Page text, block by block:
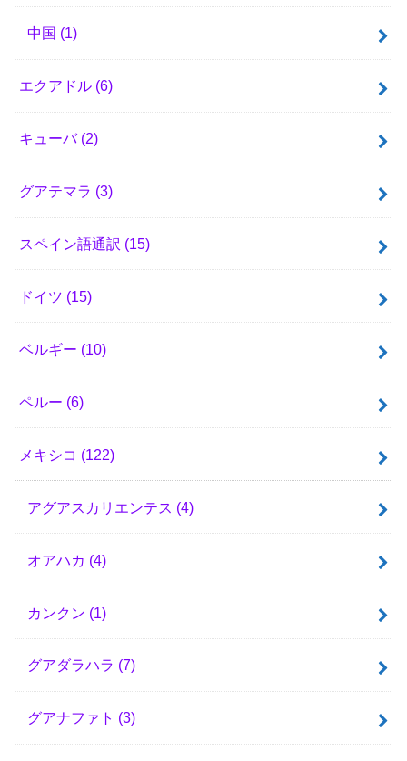
中国 (1)
エクアドル (6)
キューバ (2)
グアテマラ (3)
スペイン語通訳 (15)
ドイツ (15)
ベルギー (10)
ペルー (6)
メキシコ (122)
アグアスカリエンテス (4)
オアハカ (4)
カンクン (1)
グアダラハラ (7)
グアナファト (3)